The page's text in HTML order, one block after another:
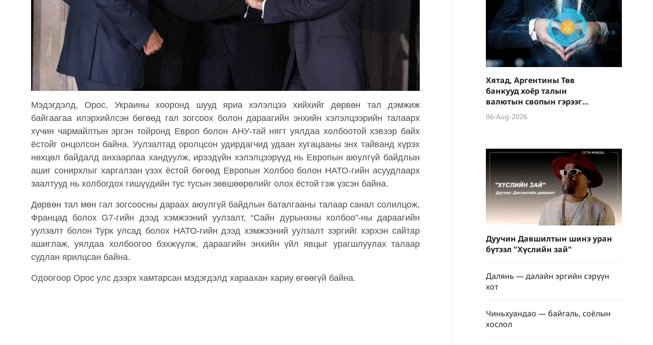
Мэдэгдэлд, Орос, Украины хооронд шууд яриа хэлэлцээ хийхийг дөрвөн тал дэмжиж
байгаагаа илэрхийлсэн бөгөөд гал зогсоох болон дараагийн энхийн хэлэлцээрийн талаарх
хүчин чармайлтын эргэн тойронд Европ болон АНУ-тай нягт уялдаа холбоотой хэвээр байх
ёстойг онцолсон байна. Уулзалтад оролцсон удирдагчид удаан хугацааны энх тайванд хүрэх
нөхцөл байдалд анхаарлаа хандуулж, ирээдүйн хэлэлцээрүүд нь Европын аюулгүй байдлын
ашиг сонирхлыг харгалзан үзэх ёстой бөгөөд Европын Холбоо болон НАТО-гийн асуудлаарх
заалтууд нь холбогдох гишүүдийн тус тусын зөвшөөрөлийг олох ёстой гэж үзсэн байна.
Дөрвөн тал мөн гал зогсоосны дараах аюулгүй байдлын баталгааны талаар санал солилцож,
Францад болох G7-гийн дээд хэмжээний уулзалт, “Сайн дурынхны холбоо”-ны дараагийн
уулзалт болон Турк улсад болох НАТО-гийн дээд хэмжээний уулзалт зэргийг хэрхэн сайтар
ашиглаж, уялдаа холбоогоо бэхжүүлж, дараагийн энхийн үйл явцыг урагшлуулах талаар
судлан ярилцсан байна.
Одоогоор Орос улс дээрх хамтарсан мэдэгдэлд хараахан хариу өгөөгүй байна.
Хятад, Аргентины Төв
банкууд хоёр талын
валютын свопын гэрээг
шинэчиллээ
06-Aug-2026
Дуучин Давшилтын шинэ уран
бүтээл "Хүслийн зай"
Далянь — далайн эргийн сэрүүн
хот
Чиньхуандао — байгаль, соёлын
хослол